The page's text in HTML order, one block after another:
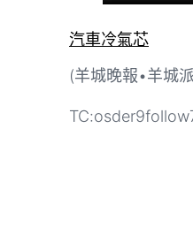
汽車冷氣芯
(羊城晚報•羊城